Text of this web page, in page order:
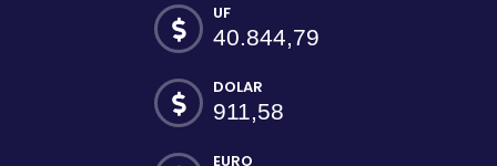
UF
40.844,79
DOLAR
911,58
EURO